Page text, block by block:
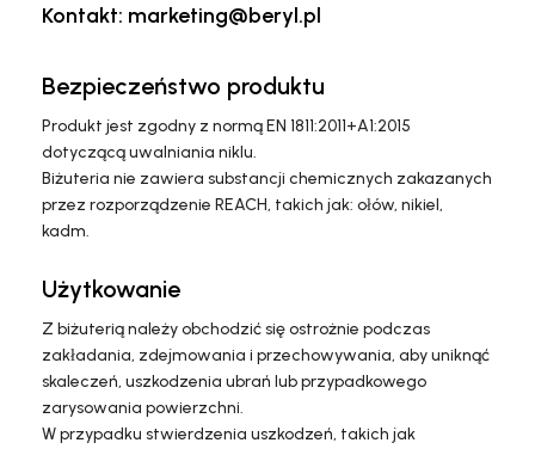
Kontakt: marketing@beryl.pl
Bezpieczeństwo produktu
Produkt jest zgodny z normą EN 1811:2011+A1:2015
dotyczącą uwalniania niklu.
Biżuteria nie zawiera substancji chemicznych zakazanych
przez rozporządzenie REACH, takich jak: ołów, nikiel,
kadm.
Użytkowanie
Z biżuterią należy obchodzić się ostrożnie podczas
zakładania, zdejmowania i przechowywania, aby uniknąć
skaleczeń, uszkodzenia ubrań lub przypadkowego
zarysowania powierzchni.
W przypadku stwierdzenia uszkodzeń, takich jak